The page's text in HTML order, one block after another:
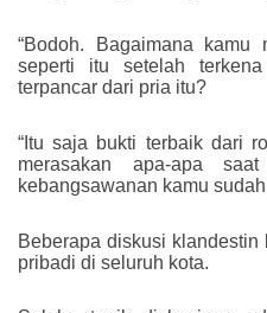
“Bodoh. Bagaimana kamu
seperti itu setelah
terpancar dari pria itu?
“Itu saja bukti terbaik dari
merasakan apa-apa
kebangsawanan kamu
Beberapa diskusi
pribadi di seluruh kota.